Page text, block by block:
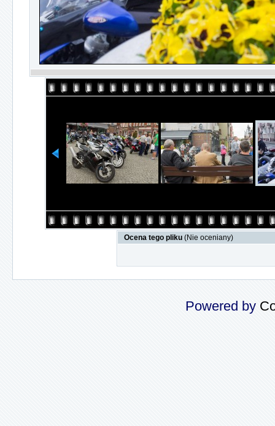
Ocena tego pliku (Nie oceniany)
Powered by